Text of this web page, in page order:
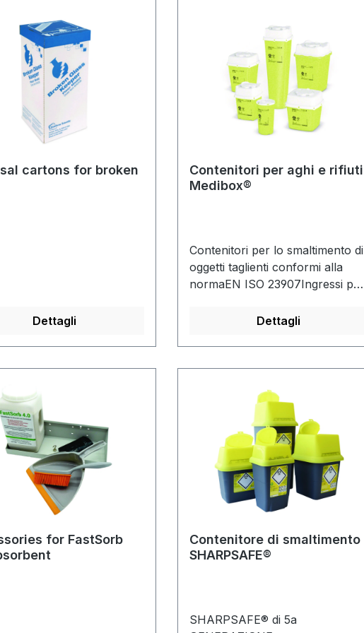
cartons for broken
Dettagli
Contenitori per aghi e rifiuti
Medibox®
Contenitori per lo smaltimento di
oggetti taglienti conformi alla
normaEN ISO 23907Ingressi per
offPer tutti i tipi di aghi luer eluer-
pennaAmpia apertura per
semplificare l'inserimento di vari
taglientiMeccanismo di blocco
finale irreversibileChiusura
temporanea facile da
usareAvviso di riempimento
eccessivo attraverso linea di
massimo riempimento
Dettagli
for FastSorb
Contenitore di smaltimento
SHARPSAFE®
SHARPSAFE® di 5a